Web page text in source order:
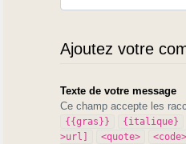
Ajoutez votre
Texte de votre message
Ce champ accepte les
{{gras}} {italique}
>url]
<quote> <code>